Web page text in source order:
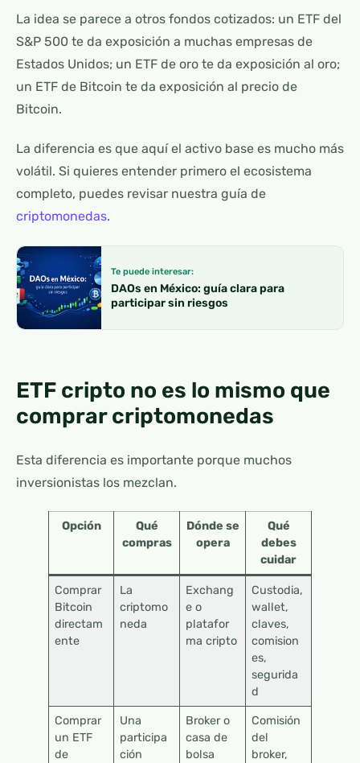
La idea se parece a otros fondos cotizados: un ETF del
S&P 500 te da exposición a muchas empresas de
Estados Unidos; un ETF de oro te da exposición al oro;
un ETF de Bitcoin te da exposición al precio de
Bitcoin.
La diferencia es que aquí el activo base es mucho más
volátil. Si quieres entender primero el ecosistema
completo, puedes revisar nuestra guía de
criptomonedas.
Te puede interesar:
DAOs en México: guía clara para
participar sin riesgos
ETF cripto no es lo mismo que
comprar criptomonedas
Esta diferencia es importante porque muchos
inversionistas los mezclan.
Opción
Qué
compras
Dónde se
opera
Qué
debes
cuidar
Comprar
Bitcoin
directam
ente
La
criptomo
neda
Exchang
e o
platafor
ma cripto
Custodia,
wallet,
claves,
comision
es,
segurida
d
Comprar
un ETF
de
Una
participa
ción
Broker o
casa de
bolsa
Comisión
del
broker,